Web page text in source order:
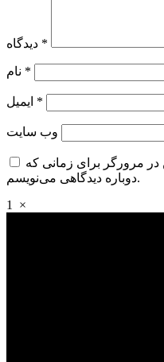
*
*
*
وب‌ سایت
در مرورگر برای زمانی که
دوباره دیدگاهی می‌نویسم.
1
×